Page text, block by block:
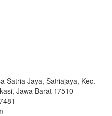
Satria Jaya, Satriajaya, Kec.
Jawa Barat 17510